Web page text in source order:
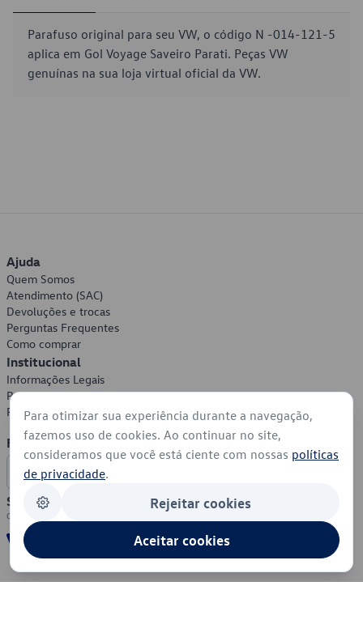
Parafuso original para seu VW, o código N -014-121-5
aplica em Gol Voyage Saveiro Parati. Peças VW
genuínas na sua loja virtual oficial da VW.
Ajuda
Quem Somos
Atendimento (SAC)
Devoluções e trocas
Perguntas Frequentes
Como comprar
Institucional
Informações Legais
Política de Privacidade
Política de Cookies
Formas de Pagamento
Segurança
Para otimizar sua experiência durante a navegação,
fazemos uso de cookies. Ao continuar no site,
consideramos que você está ciente com nossas políticas
de privacidade.
Rejeitar cookies
Aceitar cookies